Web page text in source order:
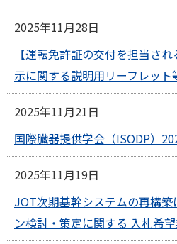
2025年11月28日
【運転免許証の交付を担当さ
示に関する説明用リーフレット
2025年11月21日
国際臓器提供学会（ISODP）
2025年11月19日
JOT次期基幹システムの再構
ン検討・策定に関する 入札希